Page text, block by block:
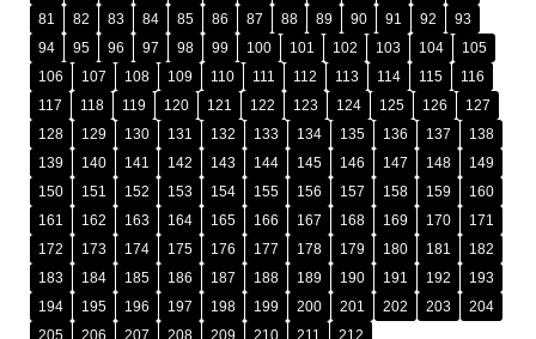
81
82 83 84 85 86 87 88 89 90 91 92
93
94
95 96 97 98 99 100 101 102 103 104
105
106
107 108 109 110 111 112 113 114 115
116
117
118 119 120 121 122 123 124 125 126
127
128
129 130 131 132 133 134 135 136 137
138
139
140 141 142 143 144 145 146 147 148
149
150
151 152 153 154 155 156 157 158 159
160
161
162 163 164 165 166 167 168 169 170
171
172
173 174 175 176 177 178 179 180 181
182
183
184 185 186 187 188 189 190 191 192
193
194
195 196 197 198 199 200 201 202 203
204
205
206 207 208 209 210 211 212